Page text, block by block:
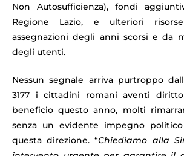
Non Autosufficienza), fondi
Regione Lazio, e ulteriori
assegnazioni degli anni scorsi e da
degli utenti.
Nessun segnale arriva purtroppo
3177 i cittadini romani aventi
beneficio questo anno, molti
senza un evidente impegno
questa direzione. “Chiediamo alla